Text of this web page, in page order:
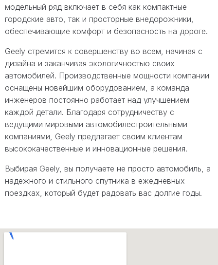
модельный ряд включает в себя как компактные
городские авто, так и просторные внедорожники,
обеспечивающие комфорт и безопасность на дороге.
Geely стремится к совершенству во всем, начиная с
дизайна и заканчивая экологичностью своих
автомобилей. Производственные мощности компании
оснащены новейшим оборудованием, а команда
инженеров постоянно работает над улучшением
каждой детали. Благодаря сотрудничеству с
ведущими мировыми автомобилестроительными
компаниями, Geely предлагает своим клиентам
высококачественные и инновационные решения.
Выбирая Geely, вы получаете не просто автомобиль, а
надежного и стильного спутника в ежедневных
поездках, который будет радовать вас долгие годы.